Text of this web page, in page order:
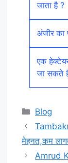
जाता है ?
अंजीर का
एक
जा सकते
Blog
मेहनत,कम
Amrud